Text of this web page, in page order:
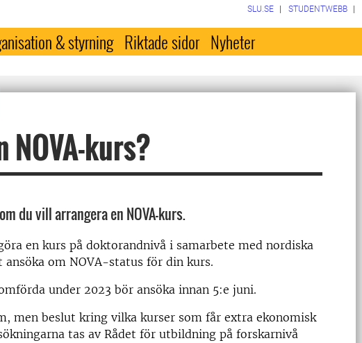
SLU.SE STUDENTWEBB
& styrning Riktade sidor Nyheter
NOVA-kurs?
du vill arrangera en NOVA-kurs.
en kurs på doktorandnivå i samarbete med nordiska
om NOVA-status för din kurs.
under 2023 bör ansöka innan 5:e juni.
men beslut kring vilka kurser som får extra ekonomisk
tas av Rådet för utbildning på forskarnivå